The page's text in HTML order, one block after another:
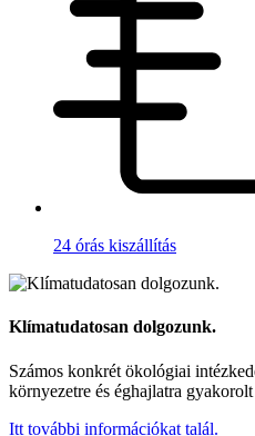
24 órás kiszállítás
Klímatudatosan dolgozunk.
Számos konkrét ökológiai
környezetre és éghajlatra
Itt további információkat talál.